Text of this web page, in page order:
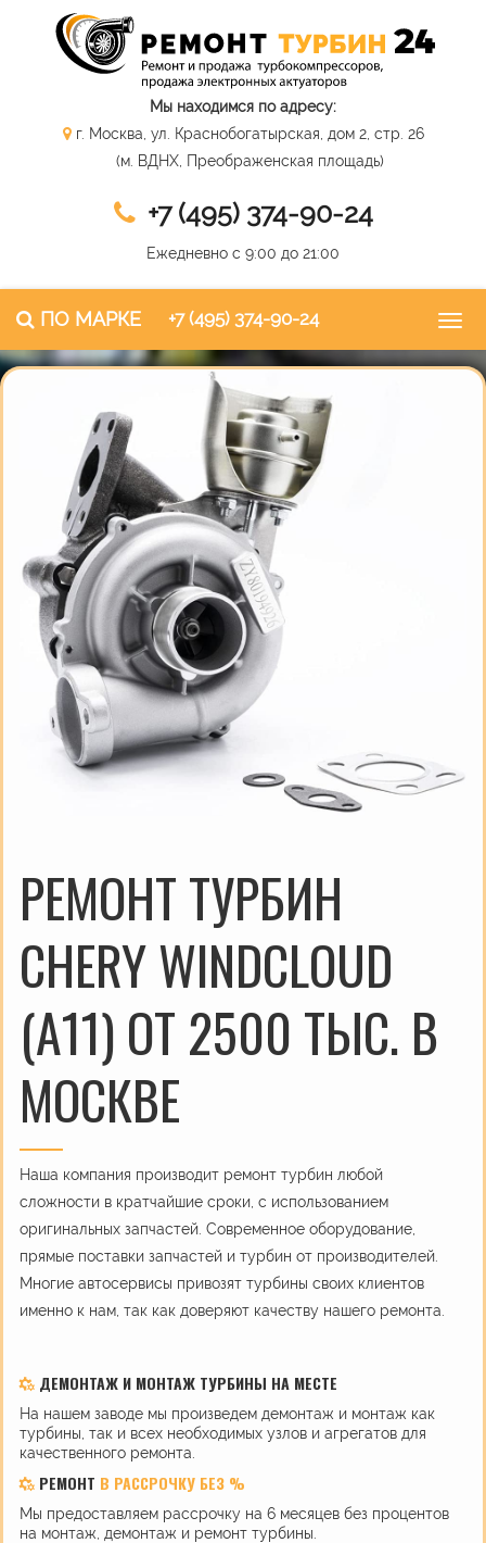
Мы находимся по адресу:
г. Москва, ул. Краснобогатырская, дом 2, стр. 26
(м. ВДНХ, Преображенская площадь)
+7 (495) 374-90-24
Ежедневно с 9:00 до 21:00
ПО МАРКЕ +7 (495) 374-90-24
РЕМОНТ ТУРБИН
CHERY WINDCLOUD
(A11) ОТ 2500 ТЫС. В
МОСКВЕ
Наша компания производит ремонт турбин любой
сложности в кратчайшие сроки, с использованием
оригинальных запчастей. Современное оборудование,
прямые поставки запчастей и турбин от производителей.
Многие автосервисы привозят турбины своих клиентов
именно к нам, так как доверяют качеству нашего ремонта.
ДЕМОНТАЖ И МОНТАЖ ТУРБИНЫ НА МЕСТЕ
На нашем заводе мы произведем демонтаж и монтаж как
турбины, так и всех необходимых узлов и агрегатов для
качественного ремонта.
РЕМОНТ В РАССРОЧКУ БЕЗ %
Мы предоставляем рассрочку на 6 месяцев без процентов
на монтаж, демонтаж и ремонт турбины.